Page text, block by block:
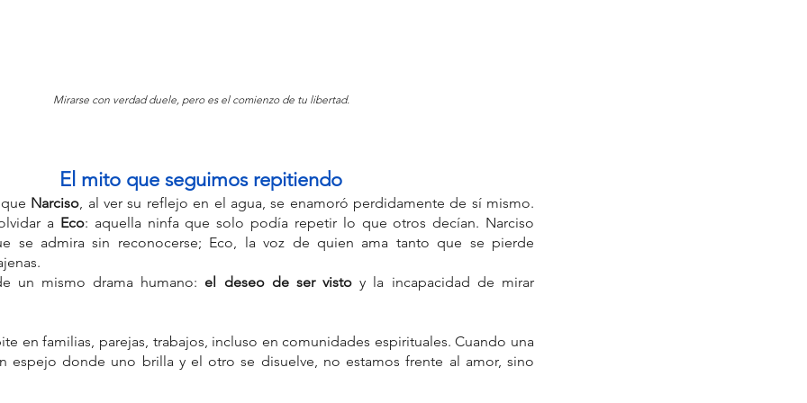
Carl JungCarl RogersCartografía EmocionalCharmed
La SustanciaLa TorreLectura ética del Tarot
Mike Aryan®
Proyecto Sentido Gestacional
Sue Suma Sacerdotisa Sumo Sacerdote
Tres de EspadasViktor Frankl abuela
abundancia
emocional
emocional
ancestros angeles angelología
angeloterapeuta
Mirarse con verdad duele, pero es el comienzo de tu libertad.
El mito que seguimos repitiendo
Narciso, al ver su reflejo en el agua, se enamoró perdidamente de sí mismo.
a Eco: aquella ninfa que solo podía repetir lo que otros decían. Narciso
se admira sin reconocerse; Eco, la voz de quien ama tanto que se pierde
un mismo drama humano: el deseo de ser visto y la incapacidad de mirar
en familias, parejas, trabajos, incluso en comunidades espirituales. Cuando una
espejo donde uno brilla y el otro se disuelve, no estamos frente al amor, sino